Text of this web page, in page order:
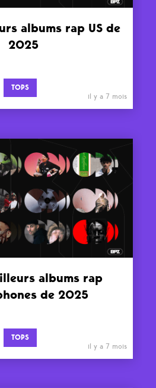
albums rap US de
2025
TOPS
il y a 7 mois
albums rap
de 2025
TOPS
il y a 7 mois